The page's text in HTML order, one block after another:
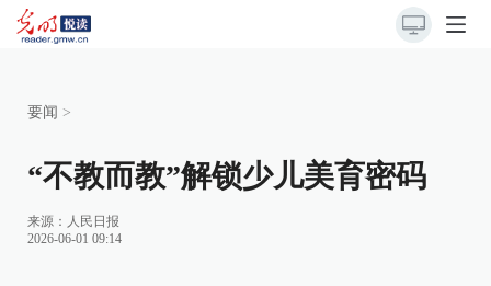
要闻 >
“不教而教”解锁少儿美育密码
来源： 人民日报
2026-06-01 09:14